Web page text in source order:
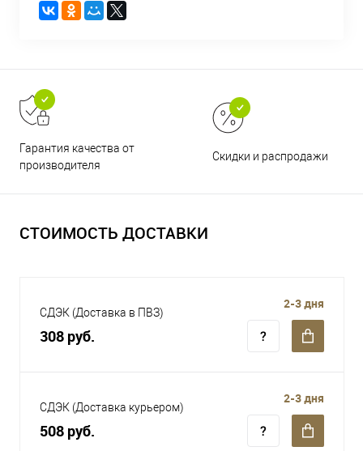
Гарантия качества от
производителя
Скидки и распродажи
СТОИМОСТЬ ДОСТАВКИ
СДЭК (Доставка в ПВЗ)
308 руб.
2-3 дня
СДЭК (Доставка курьером)
508 руб.
2-3 дня